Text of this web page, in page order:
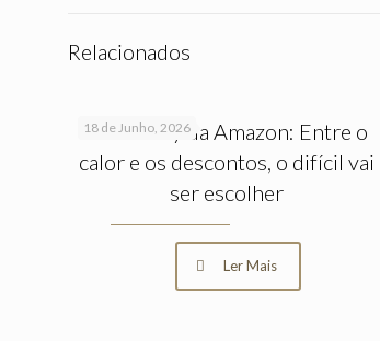
Relacionados
18 de Junho, 2026
Prime Day da Amazon: Entre o
calor e os descontos, o difícil vai
ser escolher
Ler Mais